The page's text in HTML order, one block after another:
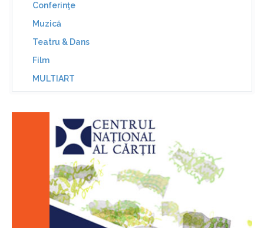
Conferinţe
Muzică
Teatru & Dans
Film
MULTIART